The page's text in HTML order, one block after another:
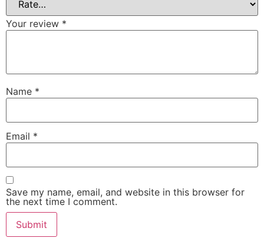
Your review *
Name *
Email *
Save my name, email, and website in this browser for
the next time I comment.